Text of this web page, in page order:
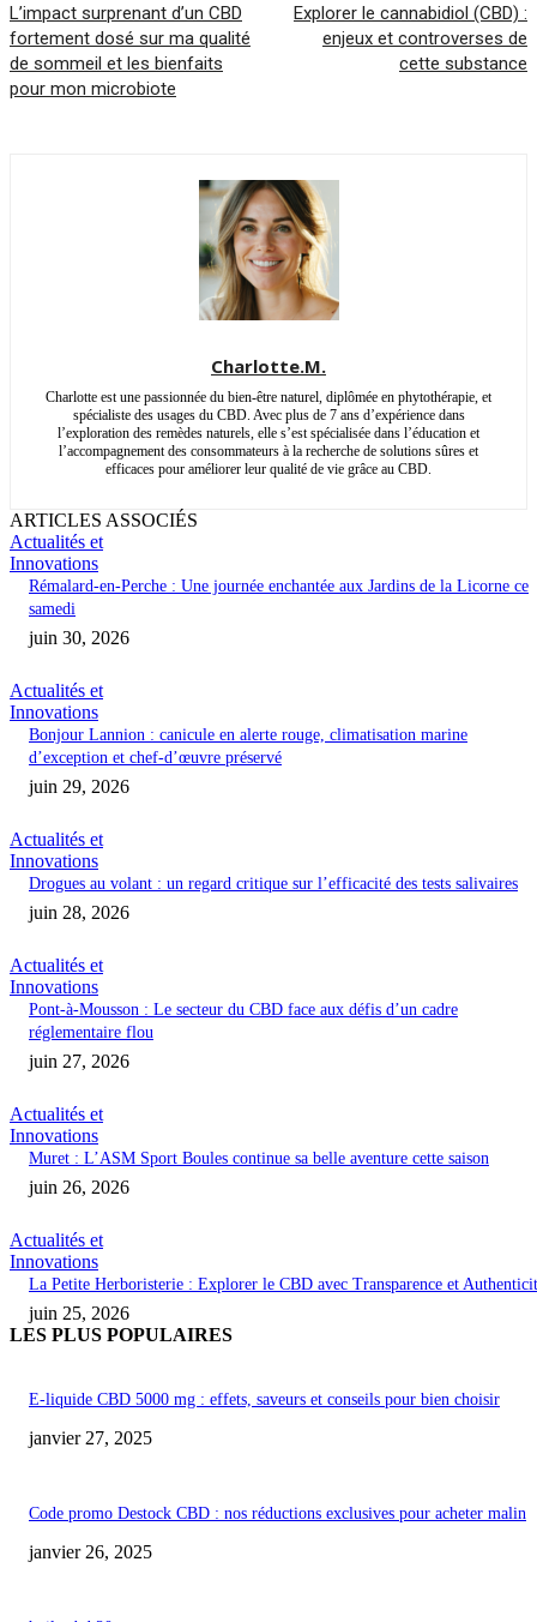
L’impact surprenant d’un CBD
fortement dosé sur ma qualité
de sommeil et les bienfaits
pour mon microbiote
Explorer le cannabidiol (CBD) :
enjeux et controverses de
cette substance
Charlotte.M.
Charlotte est une passionnée du bien-être naturel, diplômée en phytothérapie, et
spécialiste des usages du CBD. Avec plus de 7 ans d’expérience dans
l’exploration des remèdes naturels, elle s’est spécialisée dans l’éducation et
l’accompagnement des consommateurs à la recherche de solutions sûres et
efficaces pour améliorer leur qualité de vie grâce au CBD.
ARTICLES ASSOCIÉS
Actualités et
Innovations
Rémalard-en-Perche : Une journée enchantée aux Jardins de la Licorne ce
samedi
juin 30, 2026
Actualités et
Innovations
Bonjour Lannion : canicule en alerte rouge, climatisation marine
d’exception et chef-d’œuvre préservé
juin 29, 2026
Actualités et
Innovations
Drogues au volant : un regard critique sur l’efficacité des tests salivaires
juin 28, 2026
Actualités et
Innovations
Pont-à-Mousson : Le secteur du CBD face aux défis d’un cadre
réglementaire flou
juin 27, 2026
Actualités et
Innovations
Muret : L’ASM Sport Boules continue sa belle aventure cette saison
juin 26, 2026
Actualités et
Innovations
La Petite Herboristerie : Explorer le CBD avec Transparence et
juin 25, 2026
LES PLUS POPULAIRES
E-liquide CBD 5000 mg : effets, saveurs et conseils pour bien choisir
janvier 27, 2025
Code promo Destock CBD : nos réductions exclusives pour acheter malin
janvier 26, 2025